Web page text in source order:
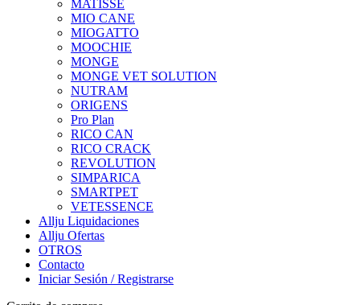
MATISSE
MIO CANE
MIOGATTO
MOOCHIE
MONGE
MONGE VET SOLUTION
NUTRAM
ORIGENS
Pro Plan
RICO CAN
RICO CRACK
REVOLUTION
SIMPARICA
SMARTPET
VETESSENCE
Allju Liquidaciones
Allju Ofertas
OTROS
Contacto
Iniciar Sesión / Registrarse